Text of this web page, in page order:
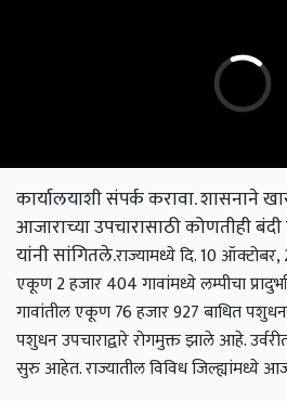
कार्यालयाशी संपर्क करावा. शासनाने
आजाराच्या उपचारासाठी कोणतीही
यांनी सांगितले.राज्यामध्ये दि. 10
एकूण 2 हजार 404 गावांमध्ये लम्पीचा
गावांतील एकूण 76 हजार 927 बाधित
पशुधन उपचाराद्वारे रोगमुक्त झाले आहे.
सुरु आहेत. राज्यातील विविध जिल्ह्यांमध्ये